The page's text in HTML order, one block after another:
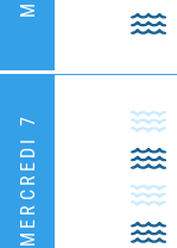
MERCREDI 7